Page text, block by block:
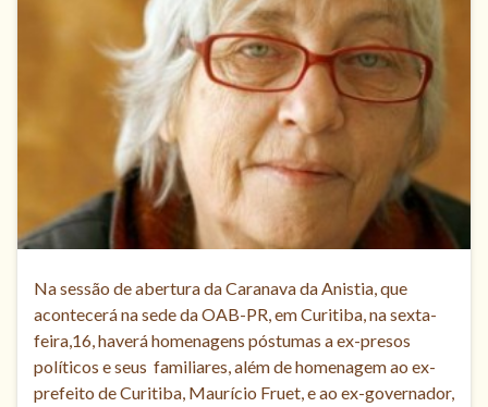
Na sessão de abertura da Caranava da Anistia, que
acontecerá na sede da OAB-PR, em Curitiba, na sexta-
feira,16, haverá homenagens póstumas a ex-presos
políticos e seus familiares, além de homenagem ao ex-
prefeito de Curitiba, Maurício Fruet, e ao ex-governador,